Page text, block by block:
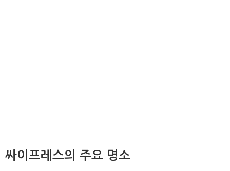
싸이프레스의 주요 명소